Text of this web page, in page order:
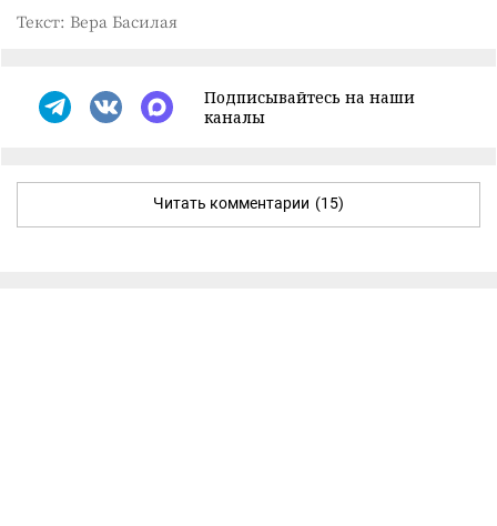
Текст: Вера Басилая
Подписывайтесь на наши
каналы
Читать комментарии (15)